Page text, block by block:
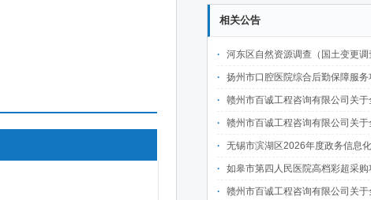
相关公告
河东区自然资源调查（国土变更调查及林草湿监测调查、城市国土空间监测）项
扬州市口腔医院综合后勤保障服务项目采
赣州市百诚工程咨询有限公司关于全南县教育体育局全南县高级职业技术学校整体迁建南校区实训基地项目二次装修及设备采购项目-健身器材（国内货物）分散采购项目（项目编号：GZBC2026-QN-X001品目二）的（不见面
赣州市百诚工程咨询有限公司关于全南县教育体育局全南县高级职业技术学校整体迁建南校区实训基地项目二次装修及设备采购项目-音频设备（国内货物）分散采购项目（项目编号：GZBC2026-QN-X001品目三）的（不见面
无锡市滨湖区2026年度政务信息化统一运维项目
如皋市第四人民医院高档彩超采购项目采
赣州市百诚工程咨询有限公司关于全南县教育体育局全南县高级职业技术学校整体迁建南校区实训基地项目二次装修及设备采购项目-家电（国内货物）分散采购项目（项目编号：GZBC2026-QN-X001品目四）的（不见面